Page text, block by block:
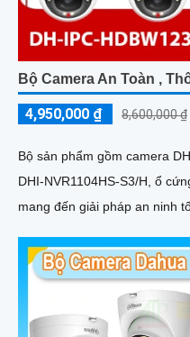
Bộ Camera An Toàn ,
4,950,000 ₫ 8,600,000 ₫
Bộ sản phẩm gồm camera
DHI-NVR1104HS-S3/H, ổ
mang đến giải pháp an ninh